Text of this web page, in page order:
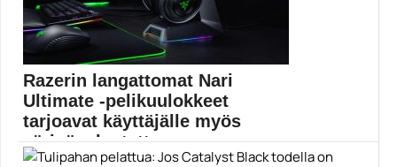
Razerin langattomat Nari
Ultimate -pelikuulokkeet
tarjoavat käyttäjälle myös
värinäpalautetta